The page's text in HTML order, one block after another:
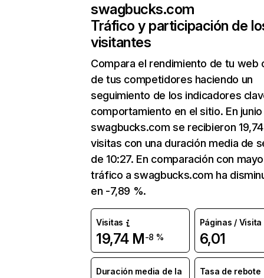
swagbucks.com
Tráfico y participación de
visitantes
Compara el rendimiento de tu web
de tus competidores haciendo un
seguimiento de los indicadores
comportamiento en el sitio. En junio
swagbucks.com se recibieron
visitas con una duración media de
de 10:27. En comparación con
tráfico a swagbucks.com ha
en -7,89 %.
Visitas
19,74 M-8 %
Páginas / Visita
6,01
Duración media de la
Tasa de rebote